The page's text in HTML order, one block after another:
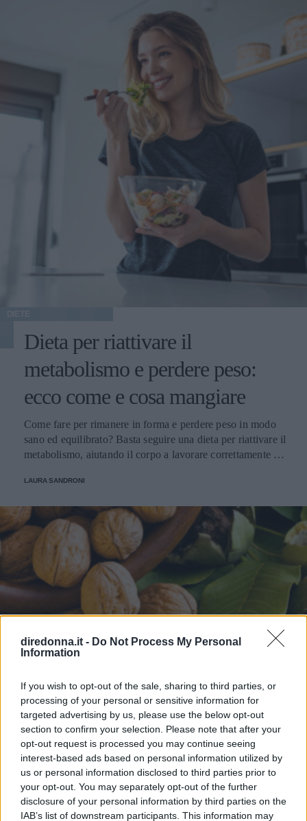
diredonna.it - Do Not Process My Personal
Information
If you wish to opt-out of the sale, sharing to third parties, or
processing of your personal or sensitive information for
targeted advertising by us, please use the below opt-out
section to confirm your selection. Please note that after your
opt-out request is processed you may continue seeing
interest-based ads based on personal information utilized by
us or personal information disclosed to third parties prior to
your opt-out. You may separately opt-out of the further
disclosure of your personal information by third parties on the
IAB’s list of downstream participants. This information may
Dieta per riattivare il
metabolismo e perdere peso:
ecco come e cosa mangiare
Come fare per rimanere in forma e perdere peso in modo
sano ed equilibrato? Basta seguire una dieta per riattivare il
metabolismo, aiutando il corpo a lavorare correttamente e
LAURA SANDRONI